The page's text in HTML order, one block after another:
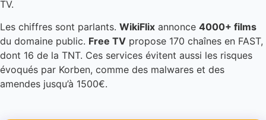
TV.
Les chiffres sont parlants. WikiFlix annonce 4000+ films
du domaine public. Free TV propose 170 chaînes en FAST,
dont 16 de la TNT. Ces services évitent aussi les risques
évoqués par Korben, comme des malwares et des
amendes jusqu’à 1500€.